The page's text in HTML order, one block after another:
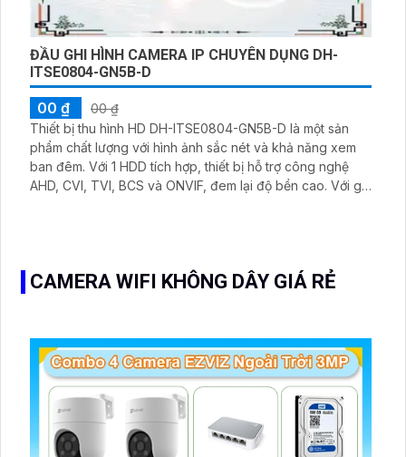
ĐẦU GHI HÌNH CAMERA IP CHUYÊN DỤNG DH-
ITSE0804-GN5B-D
00 ₫
00 ₫
Thiết bị thu hình HD DH-ITSE0804-GN5B-D là một sản
phẩm chất lượng với hình ảnh sắc nét và khả năng xem
ban đêm. Với 1 HDD tích hợp, thiết bị hỗ trợ công nghệ
AHD, CVI, TVI, BCS và ONVIF, đem lại độ bền cao. Với giá
CAMERA WIFI KHÔNG DÂY GIÁ RẺ